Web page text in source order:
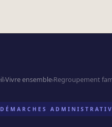
›Vivre ensemble›Regroupement